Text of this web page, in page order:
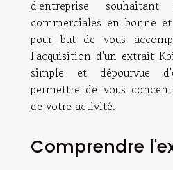
d'entreprise
commerciales en bonne
pour but de vous
l'acquisition d'un extrait
simple et dépourvue
permettre de vous
de votre activité.
Comprendre